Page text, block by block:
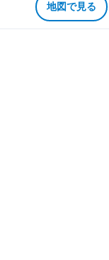
地図で見る